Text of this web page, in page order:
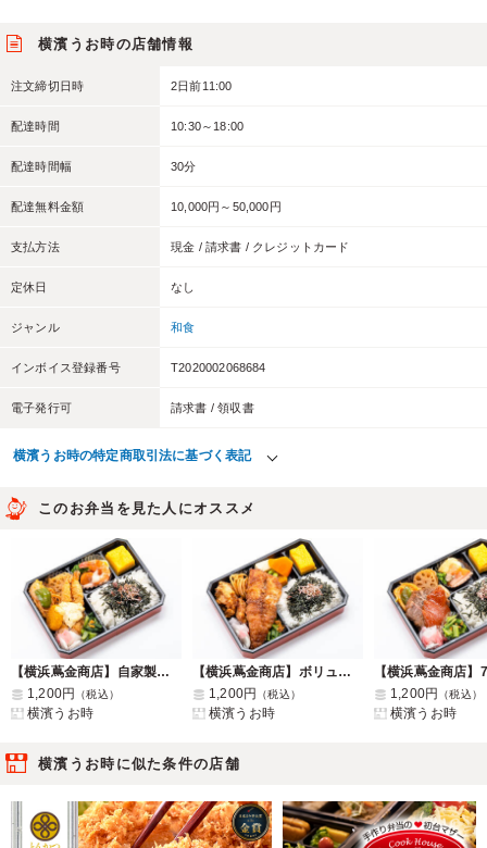
横濱うお時の店舗情報
注文締切日時 2日前11:00
配達時間 10:30～18:00
配達時間幅 30分
配達無料金額 10,000円～50,000円
支払方法 現金 / 請求書 / クレジットカード
定休日 なし
ジャンル 和食
インボイス登録番号 T2020002068684
電子発行可 請求書 / 領収書
横濱うお時の特定商取引法に基づく表記
このお弁当を見た人にオススメ
【横浜蔦金商店】自家製タルタルソースのミックスフライ海苔弁
1,200円
（税込）
横濱うお時
【横浜蔦金商店】ボリューミー サバの竜田揚げ海苔弁
1,200円
（税込）
横濱うお時
1,200円 （税込）
横濱うお時
横濱うお時に似た条件の店舗